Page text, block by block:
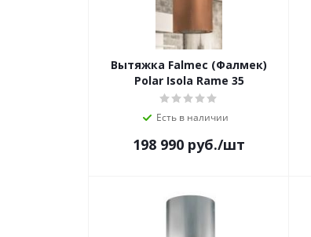
Вытяжка Falmec (Фалмек)
Polar Isola Rame 35
Есть в наличии
198 990 руб./шт